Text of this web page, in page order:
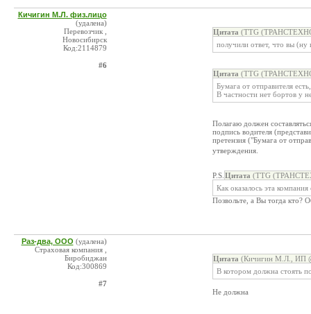
Кичигин М.Л. физ.лицо
(удалена)
Перевозчик ,
Новосибирск
Код:2114879
#6
Цитата (TTG
получили ответ, что вы
Цитата (TTG
Бумага от отправителя
В частности нет бортов у
Полагаю должен
подпись водителя
претензия ("Бумага от
утверждения.
P.S. Цитата (TTG
Как оказалось эта компания
Позвольте, а Вы тогда кто?
Раз-два, ООО (удалена)
Страховая компания ,
Биробиджан
Код:300869
#7
Цитата (Кичигин М.Л., ИП
В котором должна стоять
Не должна